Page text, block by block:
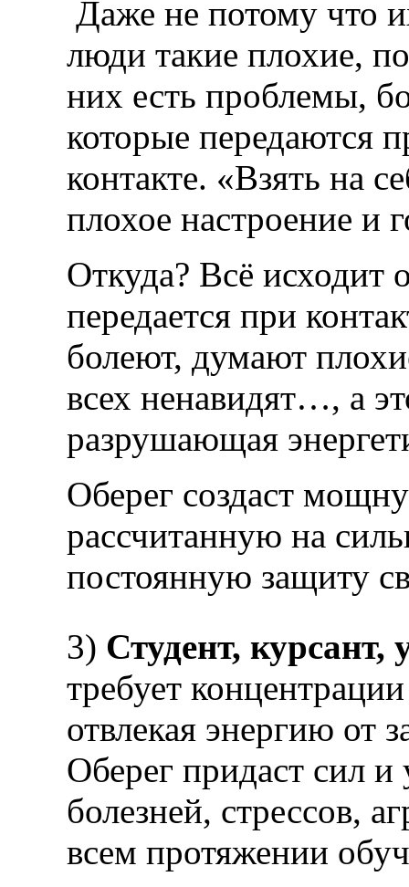
Даже не потому что
люди такие плохие,
них есть проблемы,
которые передаются
контакте. «Взять на
плохое настроение и
Откуда? Всё исходит
передается при
болеют, думают
всех ненавидят…, а
разрушающая
Оберег создаст
рассчитанную на
постоянную защиту
3) Студент, курсант,
требует
отвлекая энергию от
Оберег придаст сил и
болезней, стрессов,
всем протяжении